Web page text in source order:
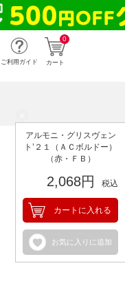
0
カート
ご利用ガイド
アルモニ・グリスヴェン
ト’２１（ＡＣボルドー）
（赤・ＦＢ）
2,068円 税込
カートに入れる
お気に入りに追加